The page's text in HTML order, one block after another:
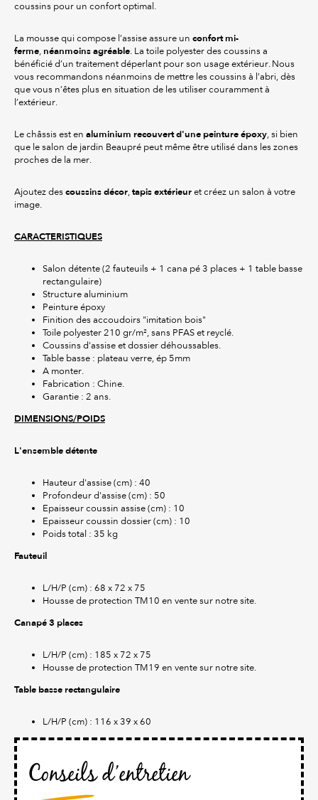
coussins pour un confort optimal.
La mousse qui compose l’assise assure un confort mi-
ferme, néanmoins agréable. La toile polyester des coussins a
bénéficié d’un traitement déperlant pour son usage extérieur. Nous
vous recommandons néanmoins de mettre les coussins à l’abri, dès
que vous n’êtes plus en situation de les utiliser couramment à
l’extérieur.
Le châssis est en aluminium recouvert d'une peinture époxy, si bien
que le salon de jardin Beaupré peut même être utilisé dans les zones
proches de la mer.
Ajoutez des coussins décor, tapis extérieur et créez un salon à votre
image.
CARACTERISTIQUES
Salon détente (2 fauteuils + 1 cana pé 3 places + 1 table basse
rectangulaire)
Structure aluminium
Peinture époxy
Finition des accoudoirs "imitation bois"
Toile polyester 210 gr/m², sans PFAS et reyclé.
Coussins d'assise et dossier déhoussables.
Table basse : plateau verre, ép 5mm
A monter.
Fabrication : Chine.
Garantie : 2 ans.
DIMENSIONS/POIDS
L'ensemble détente
Hauteur d'assise (cm) : 40
Profondeur d'assise (cm) : 50
Epaisseur coussin assise (cm) : 10
Epaisseur coussin dossier (cm) : 10
Poids total : 35 kg
Fauteuil
L/H/P (cm) : 68 x 72 x 75
Housse de protection TM10 en vente sur notre site.
Canapé 3 places
L/H/P (cm) : 185 x 72 x 75
Housse de protection TM19 en vente sur notre site.
Table basse rectangulaire
L/H/P (cm) : 116 x 39 x 60
Conseils d’entretien